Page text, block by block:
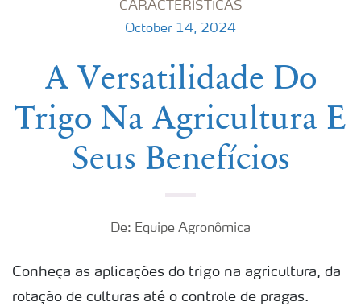
CARACTERÍSTICAS
October 14, 2024
A Versatilidade Do
Trigo Na Agricultura E
Seus Benefícios
De: Equipe Agronômica
Conheça as aplicações do trigo na agricultura, da
rotação de culturas até o controle de pragas.